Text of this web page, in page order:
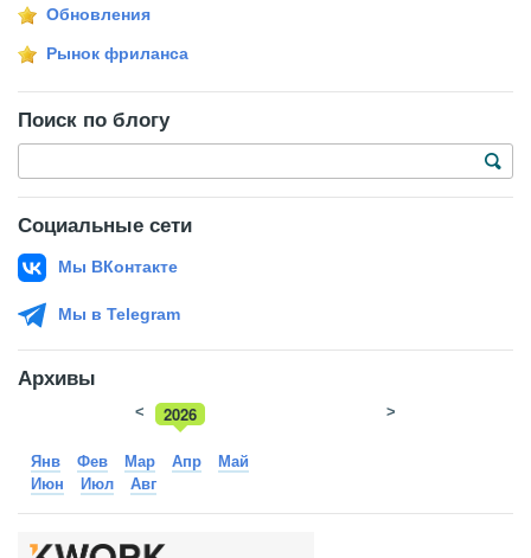
Обновления
Рынок фриланса
Поиск по блогу
Социальные сети
Мы ВКонтакте
Мы в Telegram
Архивы
2026
2025
< >
Янв Фев Мар Апр
Май
Июн
Июл Авг